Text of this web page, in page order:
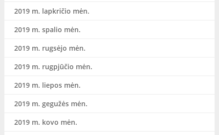
2019 m. lapkričio mėn.
2019 m. spalio mėn.
2019 m. rugsėjo mėn.
2019 m. rugpjūčio mėn.
2019 m. liepos mėn.
2019 m. gegužės mėn.
2019 m. kovo mėn.